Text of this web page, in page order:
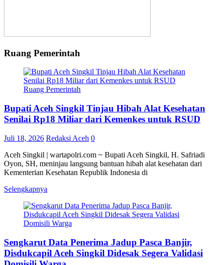
Ruang Pemerintah
Ruang Pemerintah
Bupati Aceh Singkil Tinjau Hibah Alat Kesehatan
Senilai Rp18 Miliar dari Kemenkes untuk RSUD
Juli 18, 2026 Redaksi Aceh 0
Aceh Singkil | wartapolri.com ~ Bupati Aceh Singkil, H. Safriadi
Oyon, SH, meninjau langsung bantuan hibah alat kesehatan dari
Kementerian Kesehatan Republik Indonesia di
Selengkapnya
Sengkarut Data Penerima Jadup Pasca Banjir,
Disdukcapil Aceh Singkil Didesak Segera Validasi